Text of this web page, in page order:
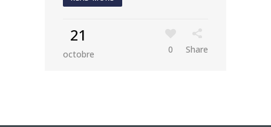
21
octobre 0 Share